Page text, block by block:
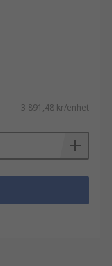
3 891,48 kr/enhet